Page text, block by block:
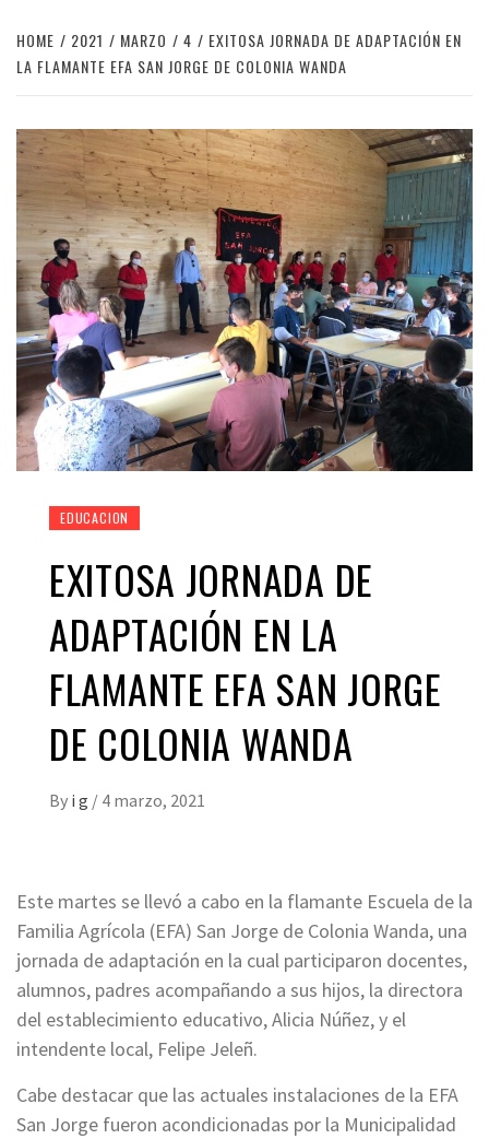
HOME 2021 MARZO 4
EXITOSA JORNADA DE ADAPTACIÓN EN
LA FLAMANTE EFA SAN JORGE DE COLONIA WANDA
EDUCACION
EXITOSA JORNADA DE
ADAPTACIÓN EN LA
FLAMANTE EFA SAN JORGE
DE COLONIA WANDA
By i g / 4 marzo, 2021
Este martes se llevó a cabo en la flamante Escuela de la
Familia Agrícola (EFA) San Jorge de Colonia Wanda, una
jornada de adaptación en la cual participaron docentes,
alumnos, padres acompañando a sus hijos, la directora
del establecimiento educativo, Alicia Núñez, y el
intendente local, Felipe Jeleñ.
Cabe destacar que las actuales instalaciones de la EFA
San Jorge fueron acondicionadas por la Municipalidad